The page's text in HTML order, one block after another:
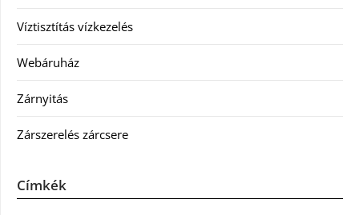
Víztisztítás vízkezelés
Webáruház
Zárnyitás
Zárszerelés zárcsere
Címkék